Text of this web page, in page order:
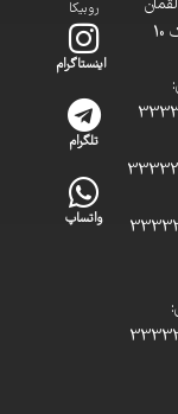
روبیکا
اینستاگرام
تلگرام
واتساپ